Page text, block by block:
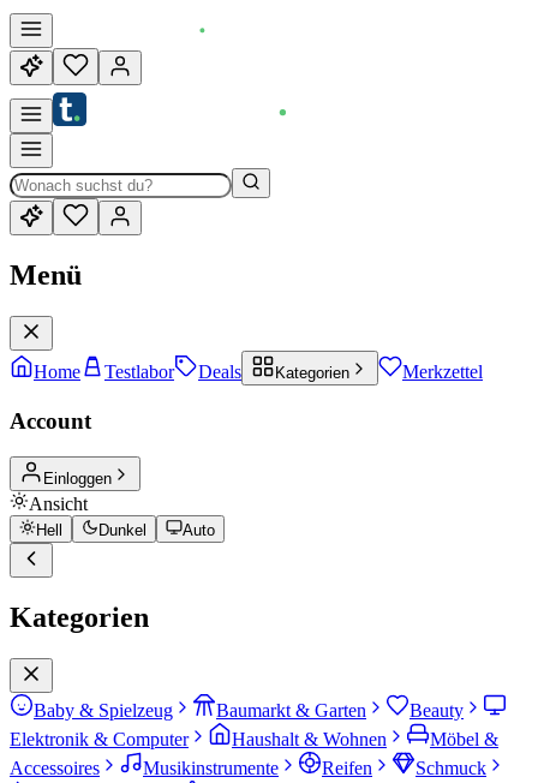
Menü
Home Testlabor Deals Kategorien Merkzettel
Account
Einloggen
Ansicht
Hell Dunkel Auto
Kategorien
Baby & Spielzeug Baumarkt & Garten
Beauty
Elektronik & Computer
Haushalt & Wohnen
Möbel &
Accessoires
Musikinstrumente Reifen
Schmuck